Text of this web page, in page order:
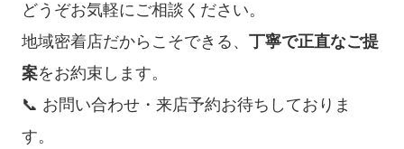
どうぞお気軽にご相談ください。
地域密着店だからこそできる、 丁寧で正直なご提
案をお約束します。
📞 お問い合わせ・来店予約お待ちしておりま
す。